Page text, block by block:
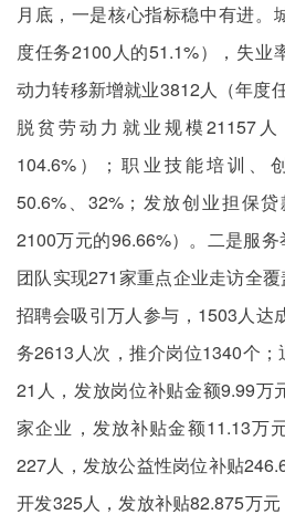
月底，一是核心指标稳中有进。
度任务2100人的51.1%），失业
动力转移新增就业3812人（年度
脱贫劳动力就业规模21157
104.6%）；职业技能培训、
50.6%、32%；发放创业担保
2100万元的96.66%）。二是服
团队实现271家重点企业走访全
招聘会吸引万人参与，1503人达
务2613人次，推介岗位1340个
21人，发放岗位补贴金额9.99万
家企业，发放补贴金额11.13万
227人，发放公益性岗位补贴
开发325人，发放补贴82.875万